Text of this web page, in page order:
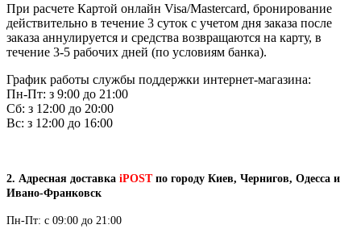
При расчете Картой онлайн Visa/Mastercard, бронирование
действительно в течение 3 суток с учетом дня заказа после
заказа аннулируется и средства возвращаются на карту, в
течение 3-5 рабочих дней (по условиям банка).
График работы службы поддержки интернет-магазина:
Пн-Пт: з 9:00 до 21:00
Сб: з 12:00 до 20:00
Вс: з 12:00 до 16:00
2. Адресная доставка iPOSTпо городу Киев, Чернигов, Одесса и
Ивано-Франковск
Пн-Пт: с 09:00 до 21:00